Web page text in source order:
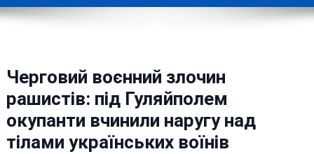
Черговий воєнний злочин
рашистів: під Гуляйполем
окупанти вчинили наругу над
тілами українських воїнів